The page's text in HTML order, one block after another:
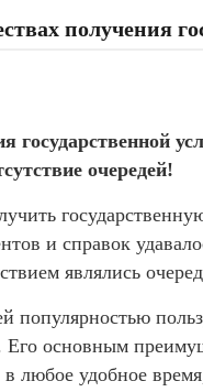
получения
очередей!
и справок
являлись
популярностью
основным
любое удобное